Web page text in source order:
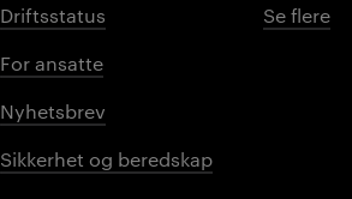
Driftsstatus
For ansatte
Nyhetsbrev
Sikkerhet og beredskap
Se flere